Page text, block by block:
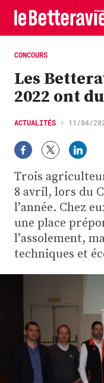
Actualités
Économie
Agronomie
Matériels
La technique
Pommes de
Guides
Chasse
Plus
CONCOURS
Les
2022 ont
ACTUALITÉS • 11/04/
Trois
8 avril, lors du
l’année. Chez
une place
l’assolement,
techniques et